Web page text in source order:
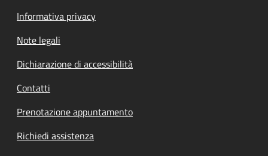
Informativa privacy
Note legali
Dichiarazione di accessibilità
Contatti
Prenotazione appuntamento
Richiedi assistenza